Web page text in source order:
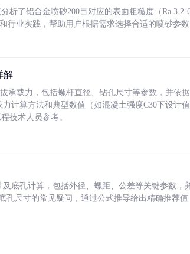
析了铝合金喷砂200目对应的表面粗糙度（Ra
行业实践，帮助用户根据需求选择合适的喷砂参数
解
承载力，包括螺杆直径、钻孔尺寸等参数，并依
计算方法和典型数值（如混凝土强度C30下设计
技术人员参考。
底孔计算，包括外径、螺距、公差等关键参数，
孔尺寸的常见疑问，通过公式推导给出精确推荐